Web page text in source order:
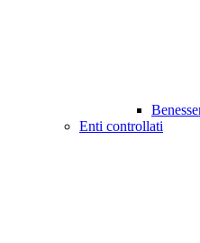
Enti controllati